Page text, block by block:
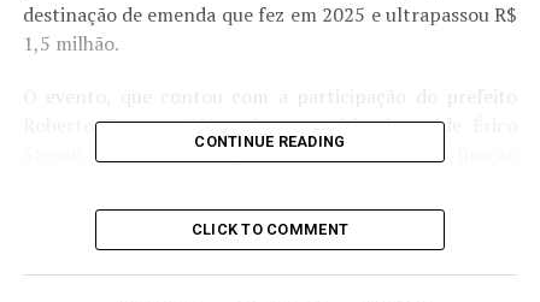
destinação de emenda que fez em 2025 e ultrapassou R$
1,5 milhão.
O evento, que contou com a participação do prefeito
Roberto Dorner (PL) e do secretário de saúde Érico
Stevan, também entregou cinco veículos cuja função
“Pelo protagonismo econômico e prestação de serviços
CONTINUE READING
CLICK TO COMMENT